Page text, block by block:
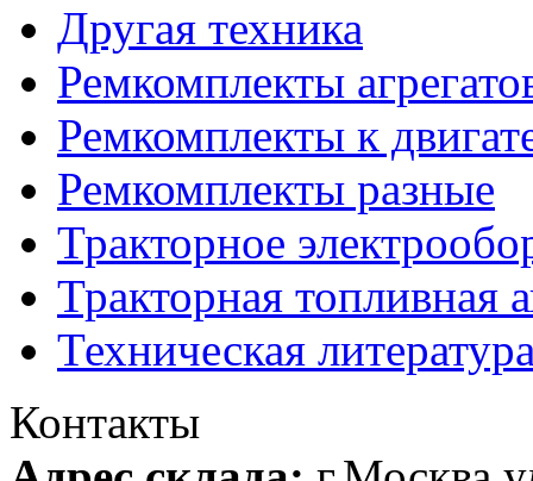
Другая техника
Ремкомплекты
Ремкомплекты к
Ремкомплекты разные
Тракторное
Тракторная топливная
Техническая
Контакты